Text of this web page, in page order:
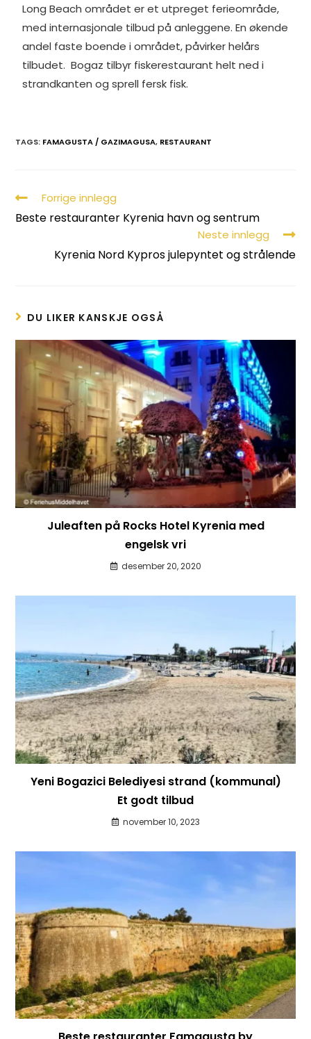
e
b
o
k
k
e
d
n
t
e
r
e
s
t
i
l
t
t
r
s
e
n
g
e
r
r
e
Long Beach området er et utpreget ferieområde,
med internasjonale tilbud på anleggene. En økende
andel faste boende i området, påvirker helårs
tilbudet. Bogaz tilbyr fiskerestaurant helt ned i
strandkanten og sprell fersk fisk.
TAGS: FAMAGUSTA / GAZIMAGUSA, RESTAURANT
Forrige innlegg
Beste restauranter Kyrenia havn og sentrum
Neste innlegg
Kyrenia Nord Kypros julepyntet og strålende
DU LIKER KANSKJE OGSÅ
Juleaften på Rocks Hotel Kyrenia med
engelsk vri
desember 20, 2020
Yeni Bogazici Belediyesi strand (kommunal)
Et godt tilbud
november 10, 2023